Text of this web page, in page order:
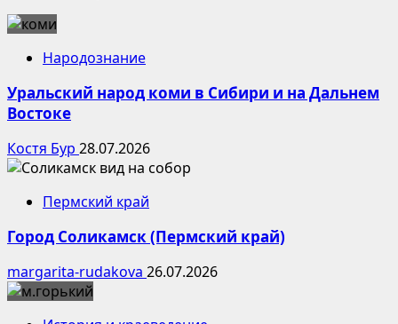
Народознание
Уральский народ коми в Сибири и на Дальнем
Востоке
Костя Бур 28.07.2026
Пермский край
Город Соликамск (Пермский край)
margarita-rudakova 26.07.2026